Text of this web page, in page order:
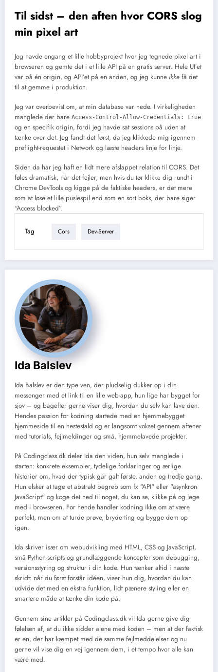
Til sidst – den aften hvor CORS slog
min pixel art
Jeg havde engang et lille hobbyprojekt hvor jeg tegnede pixel art i
browseren og gemte det i et lille API på en gratis server. Hele UI’et
var på én origin, og API’et på en anden, og jeg kunne ikke få det
til at gemme i produktion.
Jeg var overbevist om, at min database var nede. I virkeligheden
manglede der bare Access-Control-Allow-Credentials: true
og en specifik origin, fordi jeg havde sat sessions på uden at
tænke over det. Jeg fandt det først, da jeg klikkede mig igennem
preflight-requestet i Network og læste headers linje for linje.
Siden da har jeg haft en lidt mere afslappet relation til CORS. Det
føles dramatisk, når det fejler, men hvis du tør klikke dig rundt i
Chrome DevTools og kigge på de faktiske headers, er det mere
som at løse et lille puslespil end som en sort boks, der bare siger
“Access blocked”.
Tag Cors Dev-Server
Ida Balslev
Ida Balslev er den type ven, der pludselig dukker op i din
messenger med et link til en lille web-app, hun lige har bygget for
sjov – og bagefter gerne viser dig, hvordan du selv kan lave den.
Hendes passion for kodning startede med en hjemmebygget
hjemmeside til en hestestald og er langsomt vokset gennem aftener
med tutorials, fejlmeldinger og små, hjemmelavede projekter.
På Codingclass.dk deler Ida den viden, hun selv manglede i
starten: konkrete eksempler, tydelige forklaringer og ærlige
historier om, hvad der typisk går galt første, anden og tredje gang.
Hun elsker at tage et abstrakt begreb som fx "API" eller "asynkron
JavaScript" og koge det ned til noget, du kan se, klikke på og lege
med i browseren. For hende handler kodning ikke om at være
perfekt, men om at turde prøve, bryde ting og bygge dem op
igen.
Ida skriver især om webudvikling med HTML, CSS og JavaScript,
små Python-scripts og grundlæggende koncepter som debugging,
versionsstyring og struktur i din kode. Hun tænker altid i næste
skridt: når du først forstår idéen, viser hun dig, hvordan du kan
udvide det med en ekstra funktion, lidt pænere styling eller en
smartere måde at tænke din kode på.
Gennem sine artikler på Codingclass.dk vil Ida gerne give dig
følelsen af, at du ikke sidder alene med koden – men at der faktisk
er en, der har kæmpet med de samme fejlmeddelelser og nu
gerne vil vise dig en vej igennem dem, i et tempo hvor alle kan
være med.